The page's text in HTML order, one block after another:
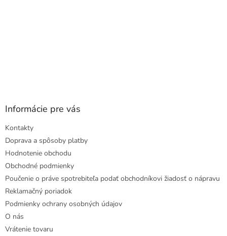
Informácie pre vás
Kontakty
Doprava a spôsoby platby
Hodnotenie obchodu
Obchodné podmienky
Poučenie o práve spotrebiteľa podať obchodníkovi žiadosť o nápravu
Reklamačný poriadok
Podmienky ochrany osobných údajov
O nás
Vrátenie tovaru